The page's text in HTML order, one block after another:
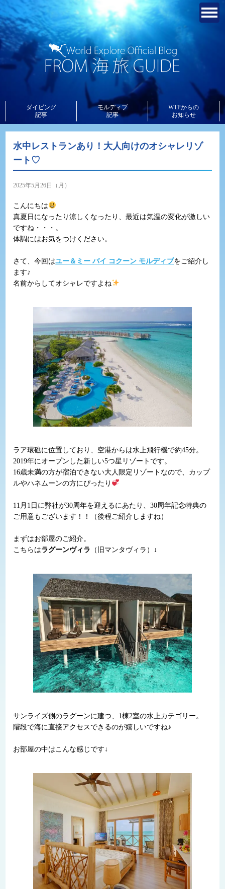
ダイビング
記事
モルディブ
記事
WTPからの
お知らせ
水中レストランあり！大人向けのオシャレリゾ
ート♡
2025年5月26日（月）
こんにちは
真夏日になったり涼しくなったり、最近は気温の変化が激しい
ですね・・・。
体調にはお気をつけください。
さて、今回はユー＆ミー バイ コクーン モルディブをご紹介し
ます♪
名前からしてオシャレですよね
ラア環礁に位置しており、空港からは水上飛行機で約45分。
2019年にオープンした新しい5つ星リゾートです。
16歳未満の方が宿泊できない大人限定リゾートなので、カップ
ルやハネムーンの方にぴったり
11月1日に弊社が30周年を迎えるにあたり、30周年記念特典の
ご用意もございます！！（後程ご紹介しますね）
まずはお部屋のご紹介。
こちらはラグーンヴィラ （旧マンタヴィラ）↓
サンライズ側のラグーンに建つ、1棟2室の水上カテゴリー。
階段で海に直接アクセスできるのが嬉しいですね♪
お部屋の中はこんな感じです↓